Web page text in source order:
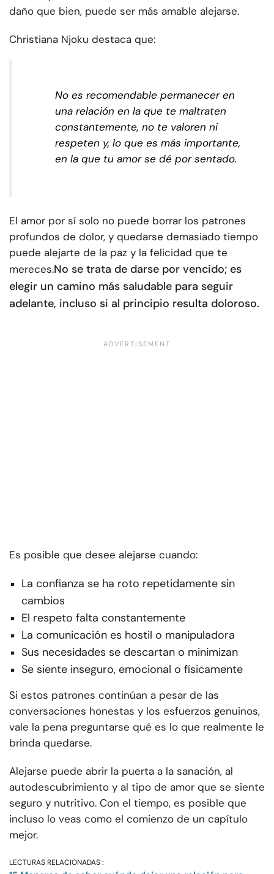
daño que bien, puede ser más amable alejarse.
Christiana Njoku destaca que:
No es recomendable permanecer en
una relación en la que te maltraten
constantemente, no te valoren ni
respeten y, lo que es más importante,
en la que tu amor se dé por sentado.
El amor por sí solo no puede borrar los patrones
profundos de dolor, y quedarse demasiado tiempo
puede alejarte de la paz y la felicidad que te
mereces.No se trata de darse por vencido; es
elegir un camino más saludable para seguir
adelante, incluso si al principio resulta doloroso.
Es posible que desee alejarse cuando:
La confianza se ha roto repetidamente sin
cambios
El respeto falta constantemente
La comunicación es hostil o manipuladora
Sus necesidades se descartan o minimizan
Se siente inseguro, emocional o físicamente
Si estos patrones continúan a pesar de las
conversaciones honestas y los esfuerzos genuinos,
vale la pena preguntarse qué es lo que realmente le
brinda quedarse.
Alejarse puede abrir la puerta a la sanación, al
autodescubrimiento y al tipo de amor que se siente
seguro y nutritivo. Con el tiempo, es posible que
incluso lo veas como el comienzo de un capítulo
mejor.
LECTURAS RELACIONADAS :